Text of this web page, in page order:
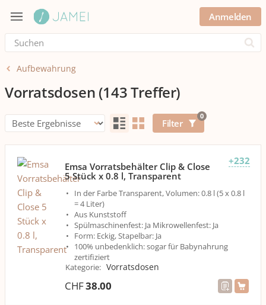
Anmelden
Aufbewahrung
Vorratsdosen (143 Treffer)
0
Filter
+232
Emsa Vorratsbehälter Clip & Close
5 Stück x 0.8 l, Transparent
In der Farbe Transparent, Volumen: 0.8 l (5 x 0.8 l
= 4 Liter)
Aus Kunststoff
Spülmaschinenfest: Ja Mikrowellenfest: Ja
Form: Eckig, Stapelbar: Ja
100% unbedenklich: sogar für Babynahrung
zertifiziert
Kategorie: Vorratsdosen
CHF38.00